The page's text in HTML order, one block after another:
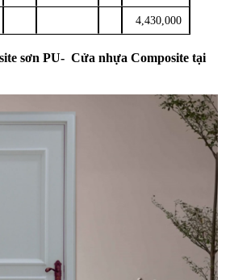
4,430,000
sơn PU- Cửa nhựa Composite tại